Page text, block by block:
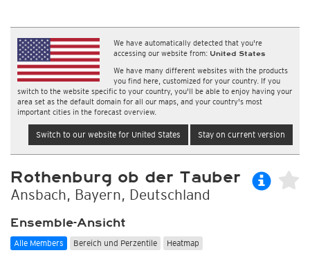
We have automatically detected that you're
accessing our website from: United States
We have many different websites with the products
you find here, customized for your country. If you
switch to the website specific to your country, you'll be able to enjoy having your
area set as the default domain for all our maps, and your country's most
important cities in the forecast overview.
Switch to our website for United States Stay on current version
Rothenburg ob der Tauber
Ansbach, Bayern, Deutschland
Ensemble-Ansicht
Alle Members Bereich und Perzentile Heatmap